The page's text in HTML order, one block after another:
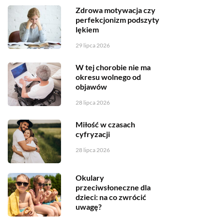
Zdrowa motywacja czy
perfekcjonizm podszyty
lękiem
29 lipca 2026
W tej chorobie nie ma
okresu wolnego od
objawów
28 lipca 2026
Miłość w czasach
cyfryzacji
28 lipca 2026
Okulary
przeciwsłoneczne dla
dzieci: na co zwrócić
uwagę?